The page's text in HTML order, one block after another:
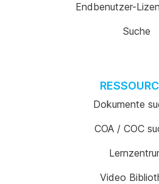
Endbenutzer-
Suche
Dokumente
COA / COC
Video